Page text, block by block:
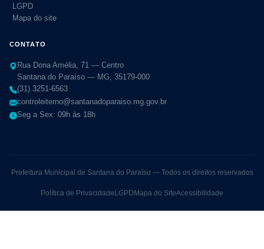
LGPD
Mapa do site
CONTATO
Rua Dona Amélia, 71 — Centro
Santana do Paraíso — MG, 35179-000
(31) 3251-6563
controleiterno@santanadoparaiso.mg.gov.br
Seg a Sex: 09h às 18h
Prefeitura Municipal de Santana do Paraíso — Todos os direitos reservados
Política de Privacidade LGPD Mapa do SiteAcessibilidade